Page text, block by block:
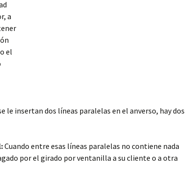
a
el
le insertan dos líneas paralelas en el anverso, hay dos
Cuando entre esas líneas paralelas no contiene nada
por el girado por ventanilla a su cliente o a otra